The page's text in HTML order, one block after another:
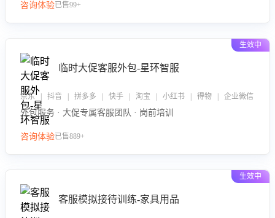
咨询体验已售99+
生效中
临时大促客服外包-星环智服
京东 | 抖音 | 拼多多 | 快手 | 淘宝 | 小红书 | 得物 | 企业微信
外包服务 · 大促专属客服团队 · 岗前培训
咨询体验已售889+
生效中
客服模拟接待训练-家具用品